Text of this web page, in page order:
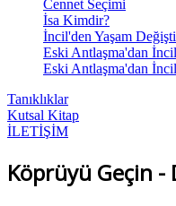
Cennet Seçimi
İsa Kimdir?
İncil'den Yaşam
Eski Antlaşma'dan
Eski Antlaşma'dan
Tanıklıklar
Kutsal Kitap
İLETİŞİM
Köprüyü Geçin -